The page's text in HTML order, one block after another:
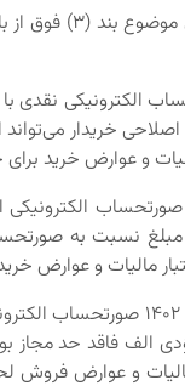
1.3. اگر
خریدار
و عوارض خرید
صورتحساب
مبلغ نسبت به
مالیات و عوارض
الف فاقد حد مجاز